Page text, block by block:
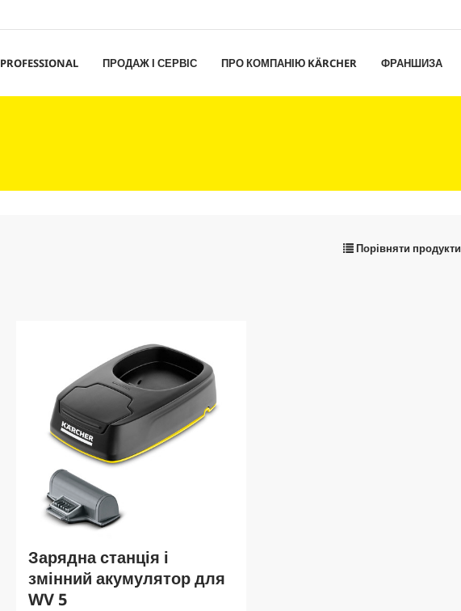
PROFESSIONAL ПРОДАЖ І СЕРВІС ПРО КОМПАНІЮ KÄRCHER ФРАНШИЗА
Порівняти продукти
Зарядна станція і
змінний акумулятор для
WV 5